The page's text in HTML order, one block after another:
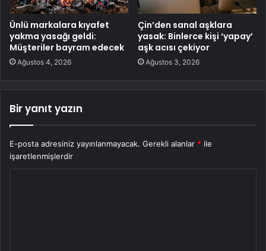
Ünlü markalara kıyafet
yakma yasağı geldi:
Müşteriler bayram edecek
Ağustos 4, 2026
Çin’den sanal aşklara
yasak: Binlerce kişi ‘yapay’
aşk acısı çekiyor
Ağustos 3, 2026
Bir yanıt yazın
E-posta adresiniz yayınlanmayacak. Gerekli alanlar * ile
işaretlenmişlerdir